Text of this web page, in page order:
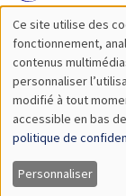
des
données
et
Ce site utilise des
fonctionnement,
contenus
personnaliser
modifié à tout
accessible en bas
politique de
Personnaliser